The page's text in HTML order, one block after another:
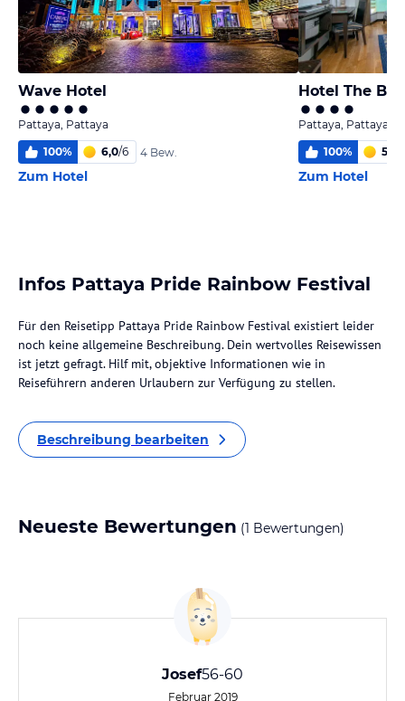
Wave Hotel
Pattaya, Pattaya
100% 6,0/6 4 Bew.
Zum Hotel
Hotel The
Pattaya, Pattaya
100% 5,6
Zum Hotel
Infos Pattaya Pride Rainbow Festival
Für den Reisetipp Pattaya Pride Rainbow Festival existiert leider
noch keine allgemeine Beschreibung. Dein wertvolles Reisewissen
ist jetzt gefragt. Hilf mit, objektive Informationen wie in
Reiseführern anderen Urlaubern zur Verfügung zu stellen.
Beschreibung bearbeiten
Neueste Bewertungen (1 Bewertungen)
Josef56-60
Februar 2019